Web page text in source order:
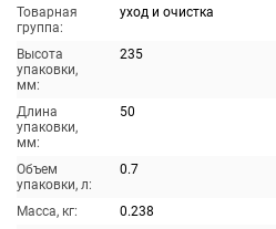
Товарная
группа:
уход и очистка
Высота
упаковки,
мм:
235
Длина
упаковки,
мм:
50
Объем
упаковки, л:
0.7
Масса, кг:
0.238